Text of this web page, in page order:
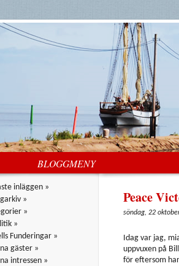
BLOGGMENY
inläggen »
»
»
»
Funderingar »
gäster »
intressen »
Peace
söndag, 22
Idag var jag,
uppvuxen på
för eftersom